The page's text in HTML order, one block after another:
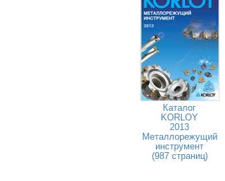
Каталог
KORLOY
2013
Металлорежущий
инструмент
(987 страниц)